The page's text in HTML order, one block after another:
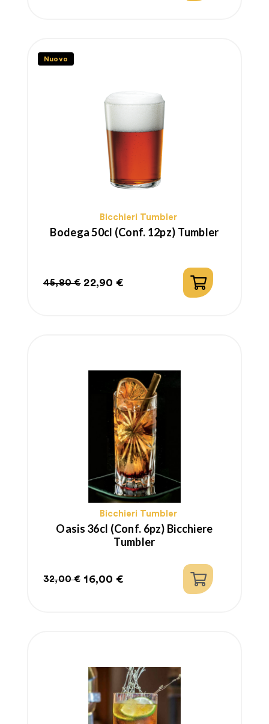
Nuovo
Bicchieri Tumbler
Bodega 50cl (conf. 12pz) Tumbler
Prezzo
45,80 €
Prezzo
22,90 €
Bicchieri Tumbler
Oasis 36cl (conf. 6pz) Bicchiere
Tumbler
Prezzo
32,00 €
Prezzo
16,00 €